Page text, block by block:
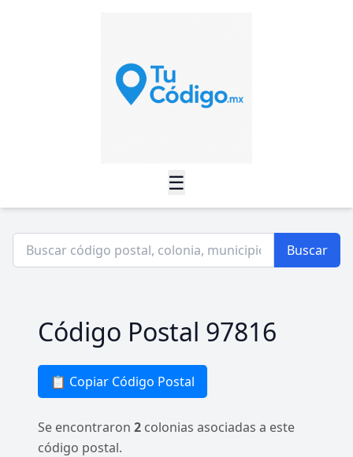
☰
Buscar
Código Postal 97816
📋 Copiar Código Postal
Se encontraron 2 colonias asociadas a este
código postal.